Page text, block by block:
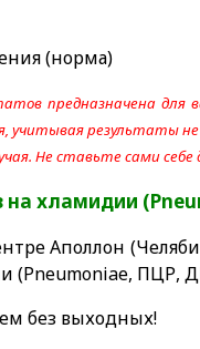
(норма)
предназначена
учитывая результаты не
Не ставьте сами
на хламидии
Аполлон
(Pneumoniae, ПЦР,
без выходных!